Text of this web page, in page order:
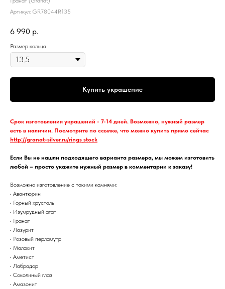
Артикул: GR78044R135
6 990 р.
Размер кольца
Купить украшение
Срок изготовления украшений - 7-14 дней. Возможно, нужный размер
есть в наличии. Посмотрите по ссылке, что можно купить прямо сейчас
http://granat-silver.ru/rings_stock
Если Вы не нашли подходящего варианта размера, мы можем изготовить
любой – просто укажите нужный размер в комментарии к заказу!
Возможно изготовление с такими камнями:
• Авантюрин
• Горный хрусталь
• Изумрудный агат
• Гранат
• Лазурит
• Розовый перламутр
• Малахит
• Аметист
• Лабрадор
• Соколиный глаз
• Амазонит